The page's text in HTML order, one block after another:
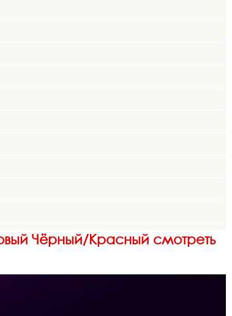
Чёрный/Красный смотреть